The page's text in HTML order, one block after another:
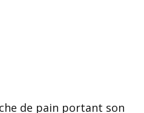
de pain portant son